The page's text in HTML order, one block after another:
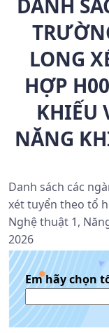
DANH
LONG
HỢP
KHIẾU
NĂNG
Danh sách các
xét tuyển theo tổ
Nghệ thuật 1,
2026
Em hãy chọn